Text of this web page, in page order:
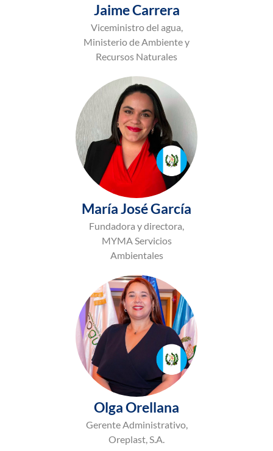
Jaime Carrera
Viceministro del agua,
Ministerio de Ambiente y
Recursos Naturales
María José García
Fundadora y directora,
MYMA Servicios
Ambientales
Olga Orellana
Gerente Administrativo,
Oreplast, S.A.